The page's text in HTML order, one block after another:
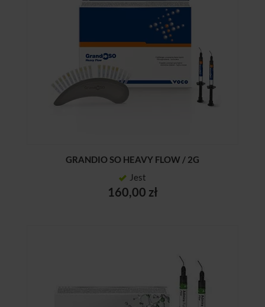
GRANDIO SO HEAVY FLOW / 2G
Jest
160,00 zł